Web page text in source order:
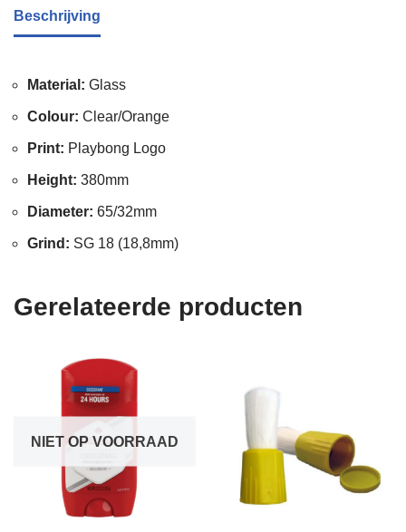
Beschrijving
Material: Glass
Colour: Clear/Orange
Print: Playbong Logo
Height: 380mm
Diameter: 65/32mm
Grind: SG 18 (18,8mm)
Gerelateerde producten
NIET OP VOORRAAD